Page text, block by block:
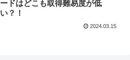
ードはどこも取得難易度が低
い？！
2024.03.15